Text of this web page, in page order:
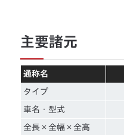
主要諸元
通称名
タイプ
車名・型式
全長×全幅×全高